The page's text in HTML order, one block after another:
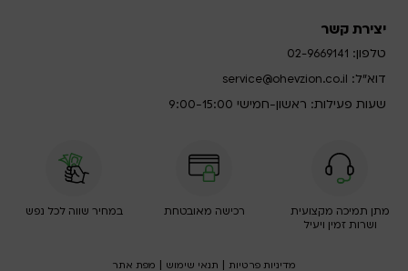
יצירת קשר
טלפון: 02-9669141
דוא”ל: service@ohevzion.co.il
שעות פעילות: ראשון-חמישי 9:00-15:00
מתן תמיכה מקצועית
ושרות זמין ויעיל
רכישה מאובטחת במחיר שווה לכל נפש
מדיניות פרטיות | תנאי שימוש | מפת אתר